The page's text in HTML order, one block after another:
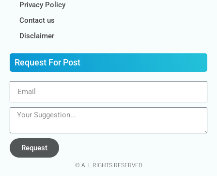
Privacy Policy
Contact us
Disclaimer
Request For Post
Request
© ALL RIGHTS RESERVED​